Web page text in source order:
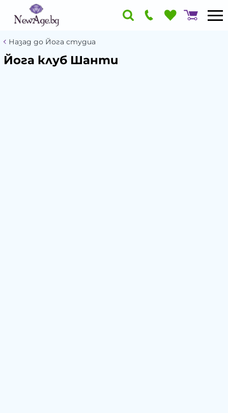
Назад до Йога студиа
Йога клуб Шанти